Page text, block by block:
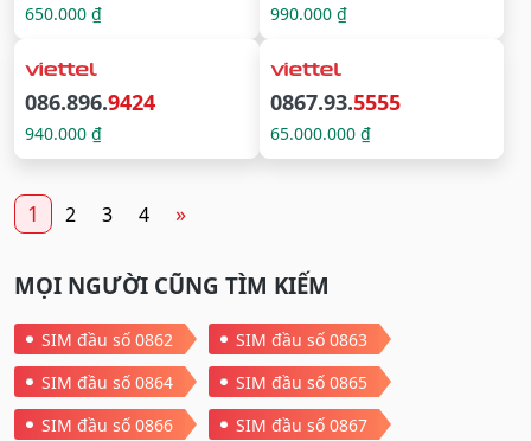
650.000 ₫ 990.000 ₫
086.896.9424
940.000 ₫
0867.93.5555
65.000.000 ₫
1 2 3 4 »
MỌI NGƯỜI CŨNG TÌM KIẾM
SIM đầu số 0862
SIM đầu số 0863
SIM đầu số 0864
SIM đầu số 0865
SIM đầu số 0866
SIM đầu số 0867